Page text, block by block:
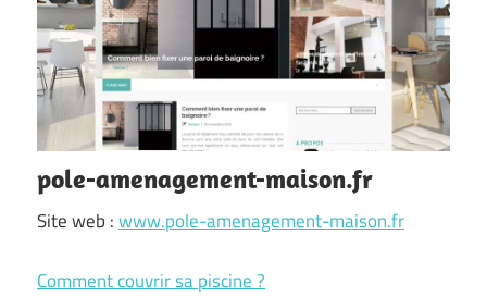
pole-amenagement-maison.fr
Site web :www.pole-amenagement-maison.fr
Comment couvrir sa piscine ?